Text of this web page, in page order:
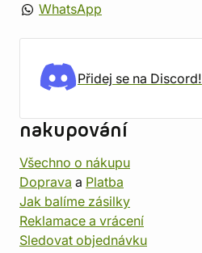
WhatsApp
Přidej se na Discord!
nakupování
Všechno o nákupu
Doprava a Platba
Jak balíme zásilky
Reklamace a vrácení
Sledovat objednávku